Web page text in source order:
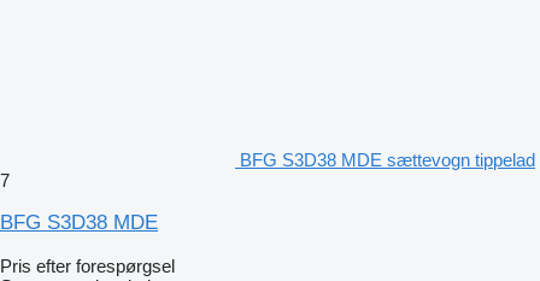
BFG S3D38 MDE sættevogn tippelad
7
BFG S3D38 MDE
Pris efter forespørgsel